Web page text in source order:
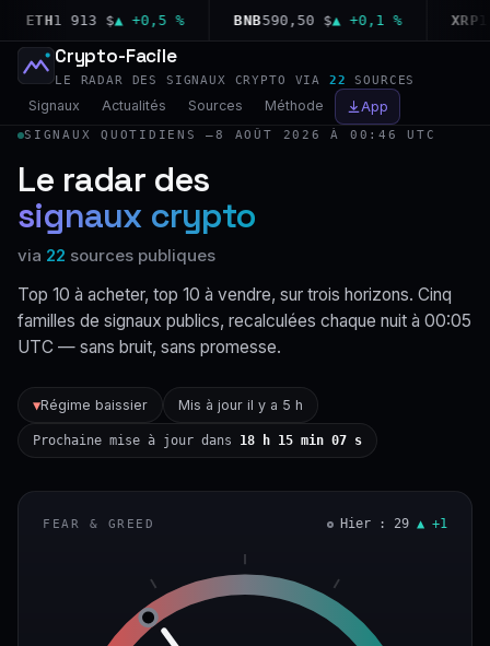
ETH1 913 $▲ +0,5 % BNB590,50 $▲ +0,1 % XRP
Crypto-Facile
LE RADAR DES SIGNAUX CRYPTO VIA 22 SOURCES
Signaux Actualités Sources Méthode App
SIGNAUX QUOTIDIENS —8 AOÛT 2026 À 00:46 UTC
Le radar des
signaux crypto
via 22 sources publiques
Top 10 à acheter, top 10 à vendre, sur trois horizons. Cinq
familles de signaux publics, recalculées chaque nuit à 00:05
UTC — sans bruit, sans promesse.
▼Régime baissier Mis à jour il y a 5 h
Prochaine mise à jour dans 18 h 15 min 06 s
FEAR & GREED Hier : 29 ▲ +1